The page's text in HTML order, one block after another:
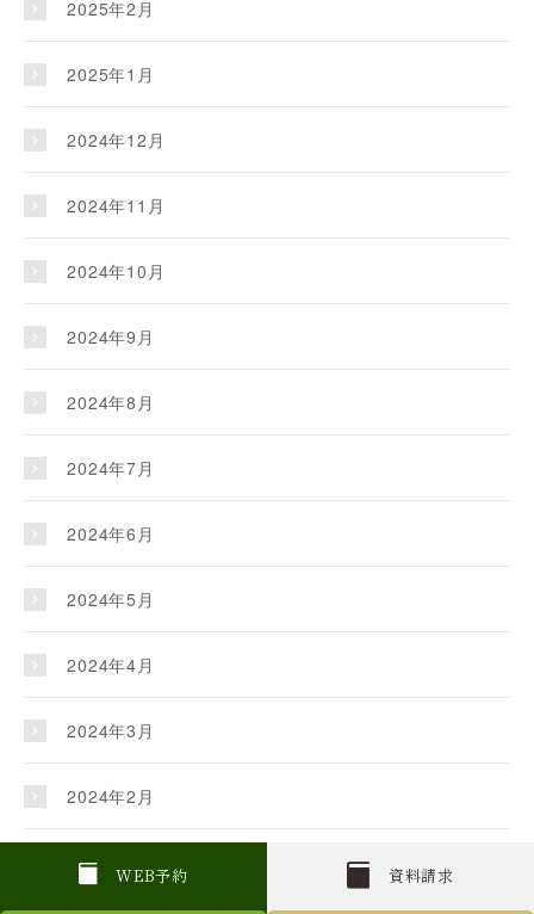
W EB予約 資料請求
2025年2月
2025年1月
2024年12月
2024年11月
2024年10月
2024年9月
2024年8月
2024年7月
2024年6月
2024年5月
2024年4月
2024年3月
2024年2月
2024年1月